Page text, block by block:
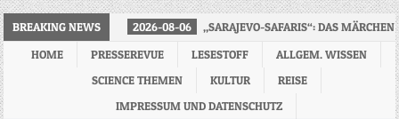
BREAKING NEWS 2026-08-06
„SARAJEVO-SAFARIS“: DAS
HOME
PRESSEREVUE LESESTOFF
ALLGEM. WISSEN
SCIENCE THEMEN
KULTUR
REISE
IMPRESSUM UND DATENSCHUTZ